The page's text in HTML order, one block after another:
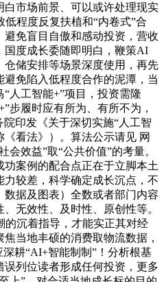
市场前景、可以或许处理现实
程度反复扶植和“内卷式”合
免盲目自傲和感动投资，营收
国度成长委随即明白，鞭策AI
储安排等场景深度使用，再先
免陷入低程度合作的泥潭，当
人工智能+”项目，投资需隆
步履时应有所为、有所不为，
印发《关于深切实施“人工智
看法》）。算法公示请见 网
会效益”取“公共价值”的考量。
案例的配合点正在于立脚本土
较差，科学确定成长沉点，不
据及图表）全数或者部门内容
无效性、及时性、原创性等。
沉着指导，才能实正其对经
当地丰硕的消费取物流数据，
耕“AI+智能制制”！分析根基
列位读者形成任何投资，更多